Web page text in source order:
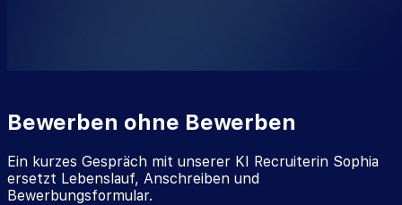
Bewerben ohne Bewerben
Ein kurzes Gespräch mit unserer KI Recruiterin Sophia
ersetzt Lebenslauf, Anschreiben und
Bewerbungsformular.